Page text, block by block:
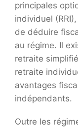
principales
individuel
de déduire
au régime. Il
retraite
retraite
avantages
indépendants.
Outre les